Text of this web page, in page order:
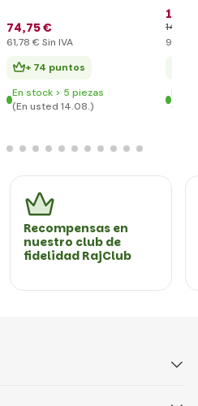
74,75 €
61,78 € Sin IVA
+ 74 puntos
En stock > 5 piezas
(En usted 14.08.)
114
140
94
En
(En
Recompensas en
nuestro club de
fidelidad RajClub